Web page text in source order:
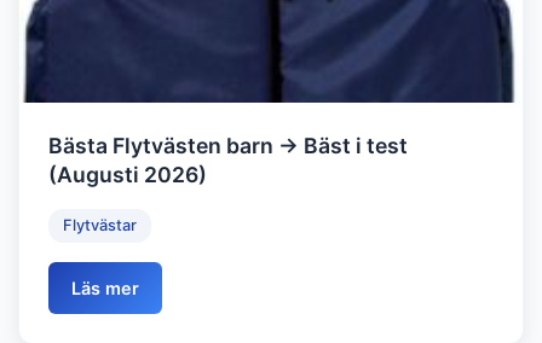
Bästa Flytvästen barn → Bäst i test
(Augusti 2026)
Flytvästar
Läs mer